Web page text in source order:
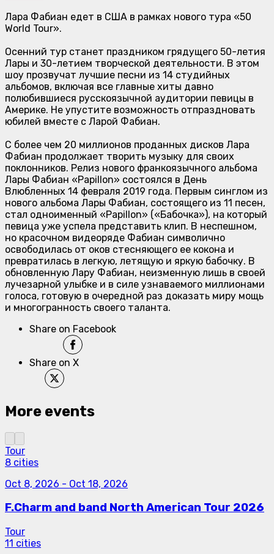
Лара Фабиан едет в США в рамках нового тура «50
World Tour».
Осенний тур станет праздником грядущего 50-летия
Лары и 30-летием творческой деятельности. В этом
шоу прозвучат лучшие песни из 14 студийных
альбомов, включая все главные хиты давно
полюбившиеся русскоязычной аудитории певицы в
Америке. Не упустите возможность отпраздновать
юбилей вместе с Ларой Фабиан.
С более чем 20 миллионов проданных дисков Лара
Фабиан продолжает творить музыку для своих
поклонников. Релиз нового франкоязычного альбома
Лары Фабиан «Papillon» состоялся в День
Влюбленных 14 февраля 2019 года. Первым синглом из
нового альбома Лары Фабиан, состоящего из 11 песен,
стал одноименный «Papillon» («Бабочка»), на который
певица уже успела представить клип. В неспешном,
но красочном видеоряде Фабиан символично
освободилась от оков стесняющего ее кокона и
превратилась в легкую, летящую и яркую бабочку. В
обновленную Лару Фабиан, неизменную лишь в своей
лучезарной улыбке и в силе узнаваемого миллионами
голоса, готовую в очередной раз доказать миру мощь
и многогранность своего таланта.
Share on Facebook
Share on X
More events
Tour
8 cities
Oct 8, 2026 - Oct 18, 2026
F.Charm and band North American Tour 2026
Tour
11 cities